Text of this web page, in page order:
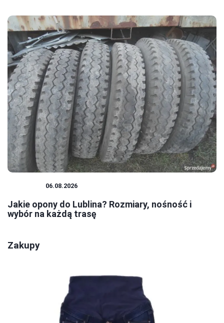
06.08.2026
Jakie opony do Lublina? Rozmiary, nośność i
wybór na każdą trasę
Zakupy